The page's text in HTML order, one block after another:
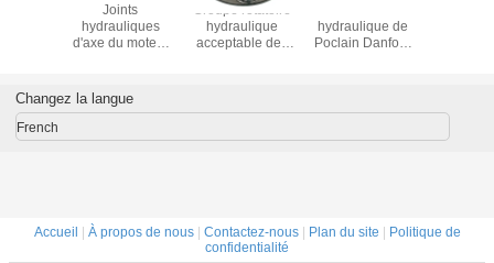
Joints
hydrauliques
d'axe du moteur
besoins du client
par biens pour
rouleau
Groupe rotatoire
hydraulique
acceptable des
d'OEM/ODM
hydraulique de
Poclain Danfoss
pour le redresseur
piston
Changez la langue
French
Accueil | À propos de nous| Contactez-nous| Plan du site | Politique de
confidentialité